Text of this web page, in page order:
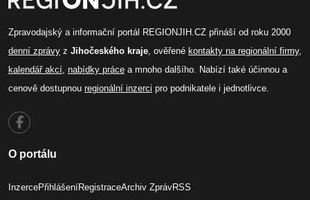
Zpravodajský a informační portál REGIONJIH.CZ přináší od roku 2000
denní zprávy z Jihočeského kraje , ověřené kontakty na regionální firmy,
kalendář akcí nabídky práce a mnoho dalšího. Nabízí také účinnou a
cenově dostupnou regionální inzerci pro podnikatele i jednotlivce.
O portálu
InzercePřihlášeníRegistraceArchiv ZprávRSS